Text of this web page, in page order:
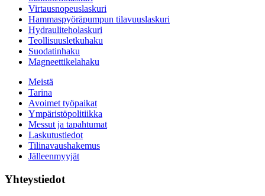
Virtausnopeuslaskuri
Hammaspyöräpumpun tilavuuslaskuri
Hydrauliteholaskuri
Teollisuusletkuhaku
Suodatinhaku
Magneettikelahaku
Meistä
Tarina
Avoimet työpaikat
Ympäristöpolitiikka
Messut ja tapahtumat
Laskutustiedot
Tilinavaushakemus
Jälleenmyyjät
Yhteystiedot